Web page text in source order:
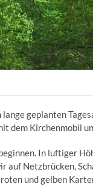
geplanten
dem Kirchenmobil
In luftiger
Netzbrücken,
und gelben